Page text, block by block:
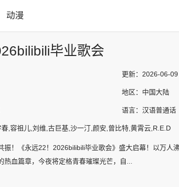
动漫
毕业歌会
更新： 2026-06-
地区： 中国大陆
语言： 汉语普通话
,容祖儿,刘维,古巨基,沙一汀,颜安,曾比特,黄霄云,R.E.D
振！《永远22！2026bilibili毕业歌会》盛大启幕！以万
热血篇章，今夜将定格青春璀璨光芒，自...